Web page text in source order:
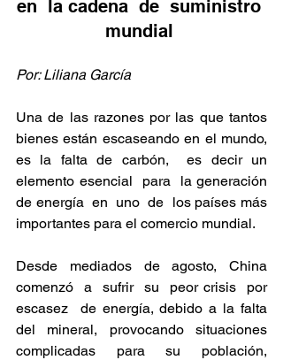
en  la cadena  de  suministro
mundial
Por: Liliana García
Una de las razones por las que tantos
bienes están escaseando en el mundo,
es la falta de carbón,  es decir un
elemento esencial  para  la generación
de energía  en  uno  de  los países más
importantes para el comercio mundial.
Desde  mediados  de  agosto,  China
comenzó  a  sufrir  su  peor crisis  por
escasez  de energía, debido a la falta
del mineral, provocando situaciones
complicadas para su población,